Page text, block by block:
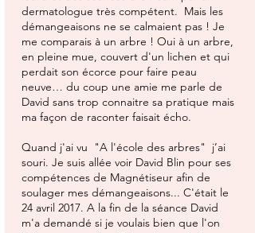
dermatologue très compétent. Mais les
démangeaisons ne se calmaient pas ! Je
me comparais à un arbre ! Oui à un arbre,
en pleine mue, couvert d'un lichen et qui
perdait son écorce pour faire peau
neuve… du coup une amie me parle de
David sans trop connaitre sa pratique mais
ma façon de raconter faisait écho.
Quand j'ai vu "A l'école des arbres" j’ai
souri. Je suis allée voir David Blin pour ses
compétences de Magnétiseur afin de
soulager mes démangeaisons... C'était le
24 avril 2017. A la fin de la séance David
m'a demandé si je voulais bien que l'on